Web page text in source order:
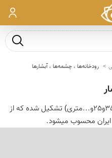
ورود
جست و
رودخانه‌ها ، چشمه‌ها ، آبشارها
آبشار شیر آباد از 7 آبشار (40 و20 و35و25و...متری) تشکیل شده که از
ایران محسوب میشود.